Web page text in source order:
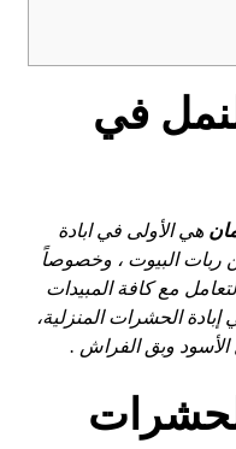
في
هي الأولى في ابادة
من ربات البيوت ، وخصوصاً
مع كافة المبيدات
إبادة الحشرات المنزلية،
الأسود وبق الفراش .